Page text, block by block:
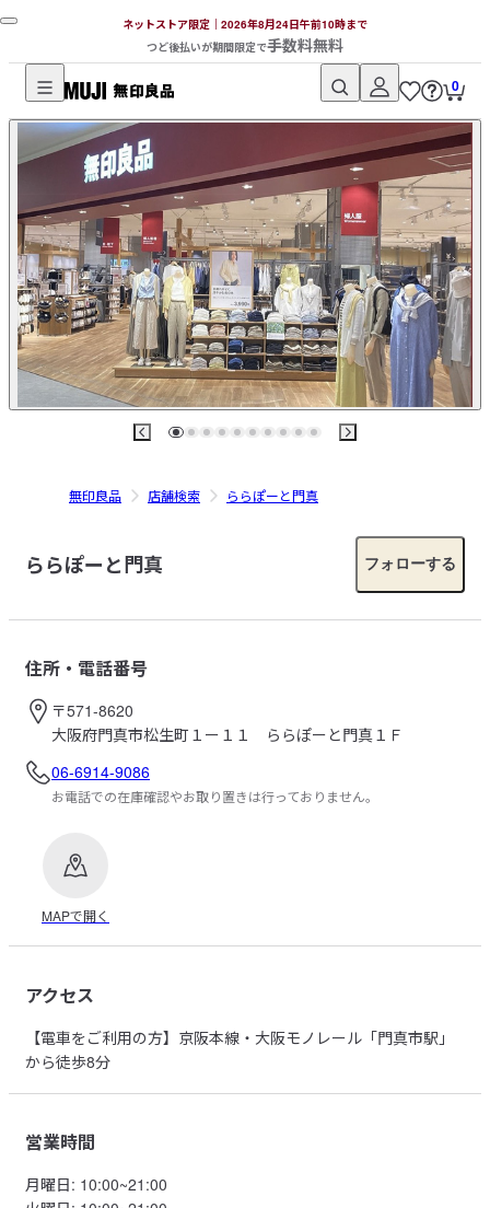
ネットストア限定｜2026年8月24日午前10時まで
つど後払いが期間限定で手数料無料
無
印
品
ネ
ッ
ト
ス
ト
ア
0
無印良品 店舗検索 ららぽーと門真
ららぽーと門真 フォローする
住所・電話番号
〒571-8620
大阪府門真市松生町１ー１１ ららぽーと門真１Ｆ
06-6914-9086
お電話での在庫確認やお取り置きは行っておりません。
MAPで開く
アクセス
【電車をご利用の方】京阪本線・大阪モノレール「門真市駅」
から徒歩8分
営業時間
月曜日: 10:00~21:00